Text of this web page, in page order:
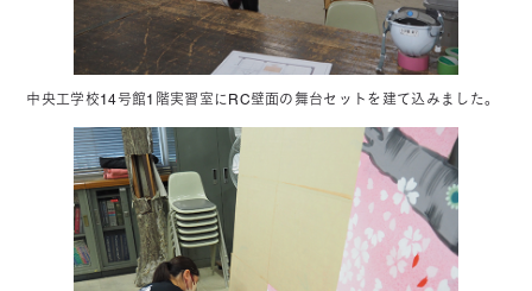
中央工学校14号館1階実習室にRC壁面の舞台セットを建て込みました。